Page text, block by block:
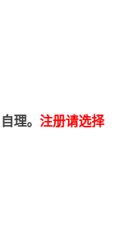
理。 注册请选择